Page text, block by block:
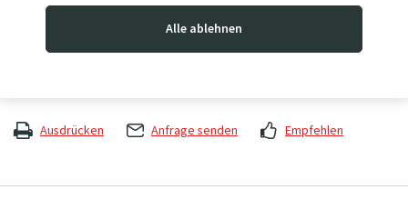
Alle ablehnen
Produktcode
Ausdrücken Anfrage senden Empfehlen